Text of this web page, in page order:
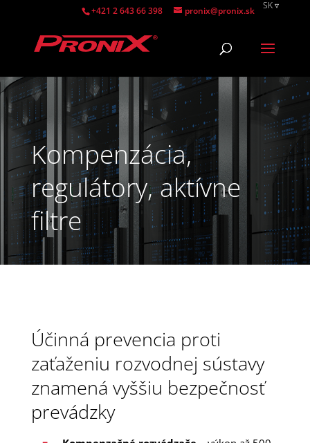
+421 2 643 66 398 pronix@pronix.sk SK
Kompenzácia,
regulátory, aktívne
filtre
Účinná prevencia proti
zaťaženiu rozvodnej sústavy
znamená vyššiu bezpečnosť
prevádzky